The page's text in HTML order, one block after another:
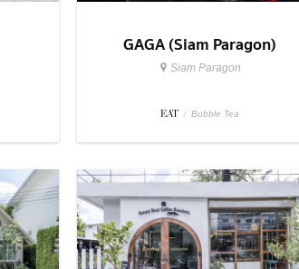
GAGA (Siam Paragon)
Siam Paragon
EAT / Bubble Tea